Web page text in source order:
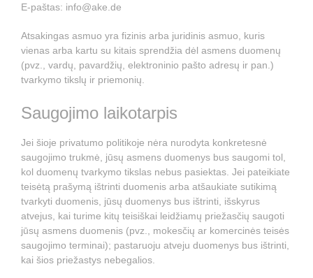
E-paštas: info@ake.de
Atsakingas asmuo yra fizinis arba juridinis asmuo, kuris
vienas arba kartu su kitais sprendžia dėl asmens duomenų
(pvz., vardų, pavardžių, elektroninio pašto adresų ir pan.)
tvarkymo tikslų ir priemonių.
Saugojimo laikotarpis
Jei šioje privatumo politikoje nėra nurodyta konkretesnė
saugojimo trukmė, jūsų asmens duomenys bus saugomi tol,
kol duomenų tvarkymo tikslas nebus pasiektas. Jei pateikiate
teisėtą prašymą ištrinti duomenis arba atšaukiate sutikimą
tvarkyti duomenis, jūsų duomenys bus ištrinti, išskyrus
atvejus, kai turime kitų teisiškai leidžiamų priežasčių saugoti
jūsų asmens duomenis (pvz., mokesčių ar komercinės teisės
saugojimo terminai); pastaruoju atveju duomenys bus ištrinti,
kai šios priežastys nebegalios.